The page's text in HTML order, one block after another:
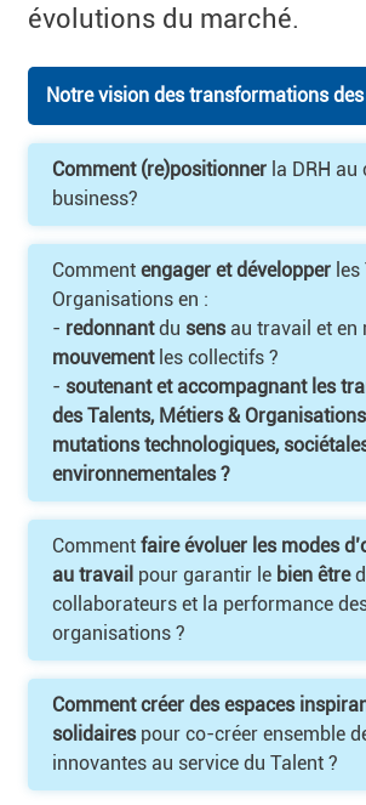
évolutions du marché.
Notre vision des transformations des
Comment (re)positionner la DRH
business?
Comment engager et développer
Organisations en :
- redonnantdu sensau travail et en
mouvementles collectifs ?
- soutenant et accompagnant les
des Talents, Métiers & Organisations
mutations technologiques,
environnementales ?
Comment faire évoluer les modes
au travail pour garantir le bien être
collaborateurs et la performance
organisations ?
Comment créer des espaces
solidairespour co-créer ensemble
innovantes au service du Talent ?